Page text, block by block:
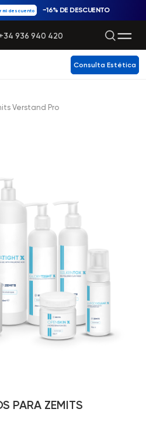
mi descuento −16% DE DESCUENTO
936 940 420
Consulta Estética
Verstand Pro
PARA ZEMITS